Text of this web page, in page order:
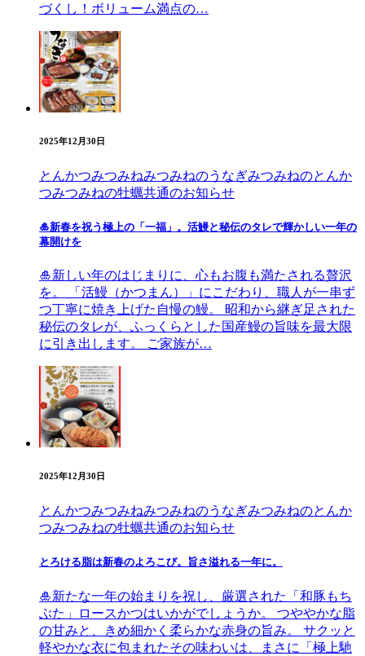
づくし！ボリューム満点の…
2025年12月30日
とんかつみつみねみつみねのうなぎみつみねのとんか
つみつみねの牡蠣共通のお知らせ
🎍新春を祝う極上の「一福」。活鰻と秘伝のタレで輝かしい一年の
幕開けを
🎍新しい年のはじまりに、心もお腹も満たされる贅沢
を。 「活鰻（かつまん）」にこだわり、職人が一串ず
つ丁寧に焼き上げた自慢の鰻。 昭和から継ぎ足された
秘伝のタレが、ふっくらとした国産鰻の旨味を最大限
に引き出します。 ご家族が…
2025年12月30日
とんかつみつみねみつみねのうなぎみつみねのとんか
つみつみねの牡蠣共通のお知らせ
とろける脂は新春のよろこび。旨さ溢れる一年に。
🎍新たな一年の始まりを祝し、厳選された「和豚もち
ぶた」ロースかつはいかがでしょうか。 つややかな脂
の甘みと、きめ細かく柔らかな赤身の旨み。 サクッと
軽やかな衣に包まれたその味わいは、まさに「極上馳